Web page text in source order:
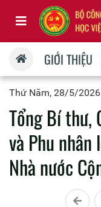
GIỚI THIỆU
Thứ Năm, 28/5/
Tổng Bí thư,
và Phu
Nhà nước